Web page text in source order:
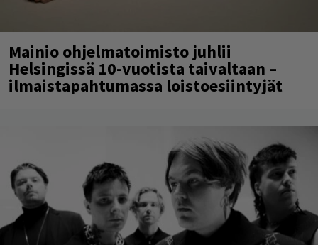
Mainio ohjelmatoimisto juhlii
Helsingissä 10-vuotista taivaltaan –
ilmaistapahtumassa loistoesiintyjät